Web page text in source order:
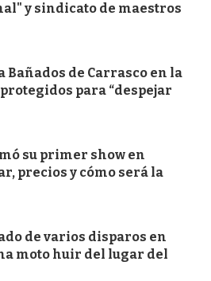
y sindicato de maestros
de Carrasco en la
para “despejar
su primer show en
precios y cómo será la
de varios disparos en
moto huir del lugar del